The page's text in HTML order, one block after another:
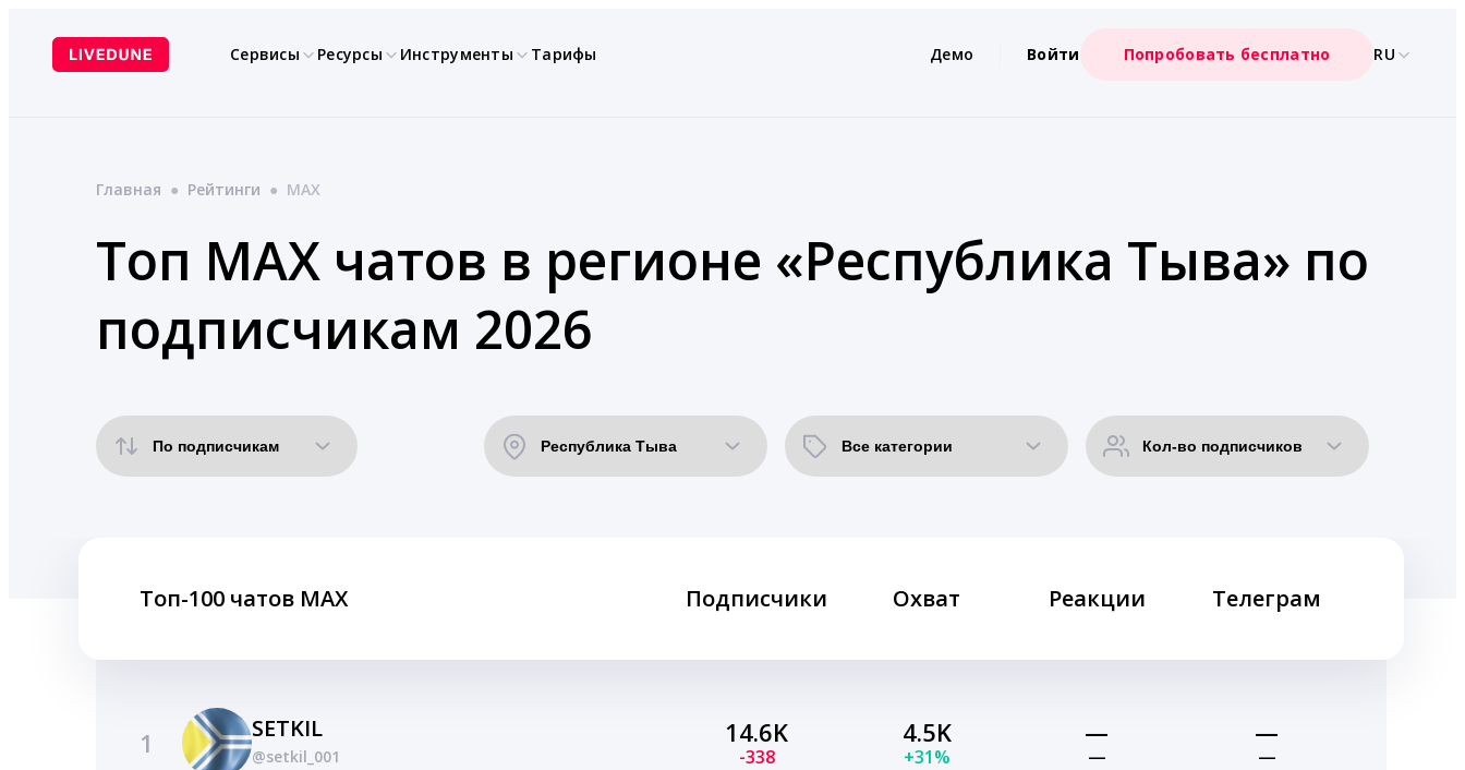
содержимому
Сервисы Ресурсы Инструменты Тарифы Демо Войти Попробовать бесплатно RU
Главная ● Рейтинги ● MAX
Топ MAX чатов в регионе «Республика Тыва» по
подписчикам 2026
Топ-100 чатов MAX Подписчики Охват Реакции Телеграм
1 SETKIL
@setkil_001
14.6K
-338
4.5K
+31%
—
—
—
—